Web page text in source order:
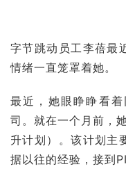
字节跳动员工李蓓最
情绪一直笼罩着她。
最近，她眼睁睁看
司。就在一个月前，
升计划）。该计划主
据以往的经验，接到